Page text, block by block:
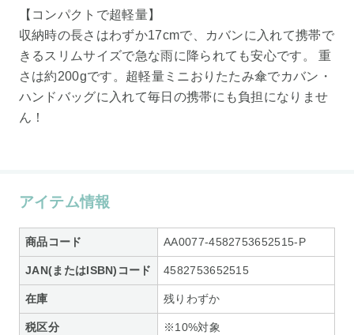
【コンパクトで超軽量】
収納時の長さはわずか17cmで、カバンに入れて携帯で
きるスリムサイズで急な雨に降られても安心です。 重
さは約200gです。超軽量ミニおりたたみ傘でカバン・
ハンドバッグに入れて毎日の携帯にも負担になりませ
ん！
アイテム情報
商品コード AA0077-4582753652515-P
JAN(またはISBN)コード 4582753652515
在庫 残りわずか
税区分 ※10%対象